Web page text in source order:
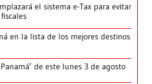
el sistema e-Tax para evitar
en la lista de los mejores destinos
de este lunes 3 de agosto